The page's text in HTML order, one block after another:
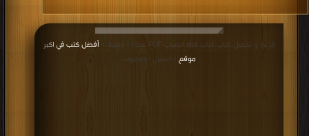
قراءة و تحميل كتاب كتاب فتاة الضباب PDF مجانا | مكتبة >
أفضل كتب في اكبر
موقع
| التحميل : مرة/مرات